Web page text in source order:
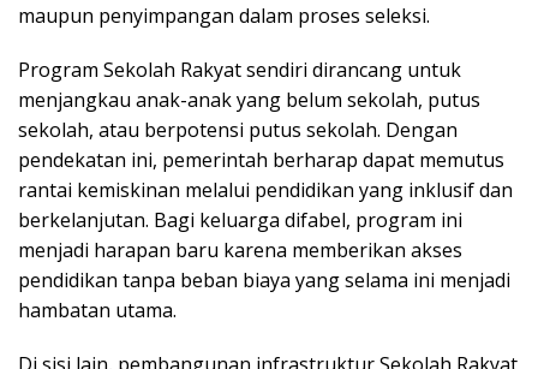
maupun penyimpangan dalam proses seleksi.
Program Sekolah Rakyat sendiri dirancang untuk
menjangkau anak-anak yang belum sekolah, putus
sekolah, atau berpotensi putus sekolah. Dengan
pendekatan ini, pemerintah berharap dapat memutus
rantai kemiskinan melalui pendidikan yang inklusif dan
berkelanjutan. Bagi keluarga difabel, program ini
menjadi harapan baru karena memberikan akses
pendidikan tanpa beban biaya yang selama ini menjadi
hambatan utama.